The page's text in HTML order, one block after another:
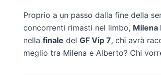
Proprio a un passo dalla fine della
concorrenti rimasti nel limbo, Milena
nella finale del GF Vip 7, chi avrà
meglio tra Milena e Alberto? Chi